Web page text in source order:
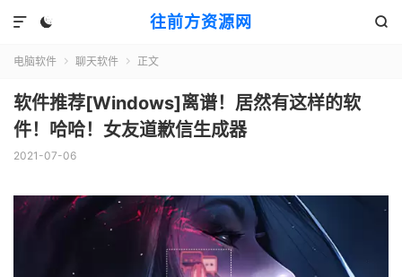
往前方资源网
 

电脑软件  聊天软件  正文
软件推荐[Windows]离谱！居然有这样的软
件！哈哈！女友道歉信生成器
2021-07-06